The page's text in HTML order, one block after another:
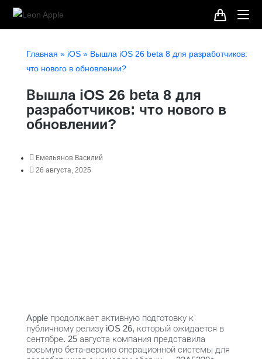
Главная » iOS » Вышла iOS 26 beta 8 для разработчиков:
что нового в обновлении?
Вышла iOS 26 beta 8 для
разработчиков: что нового в
обновлении?
Емельянов Василий
26 августа, 2025
Apple продолжает активную подготовку к
публичному релизу iOS 26, который ожидается в
сентябре. 25 августа компания представила
восьмую бета-версию операционной системы для